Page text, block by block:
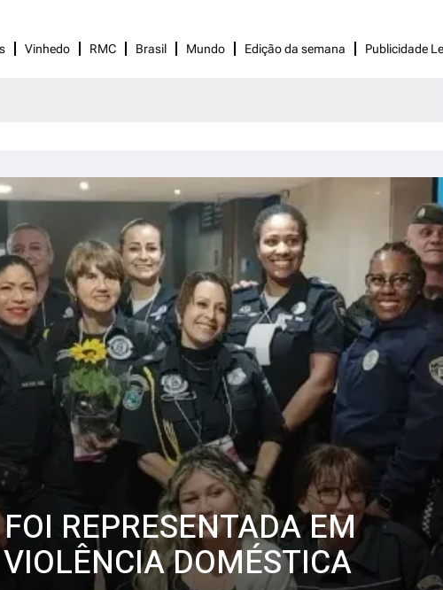
Vinhedo RMC Brasil Mundo Edição da semana Publicidade
REPRESENTADA EM
DOMÉSTICA